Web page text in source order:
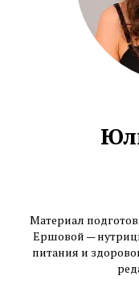
Материал
Ершовой —
питания и